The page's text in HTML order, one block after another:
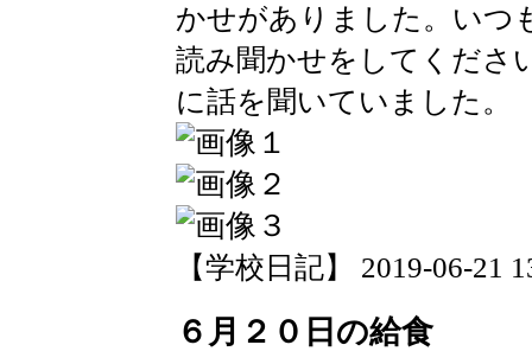
かせがありました。いつ
読み聞かせをしてくださ
に話を聞いていました。
【学校日記】 2019-06-21
６月２０日の給食